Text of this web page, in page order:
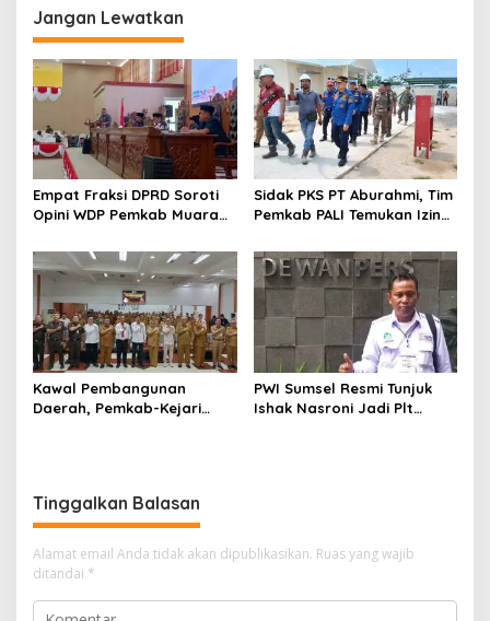
Jangan Lewatkan
Empat Fraksi DPRD Soroti
Opini WDP Pemkab Muara
Kelola Keuangan
Sidak PKS PT Aburahmi, Tim
Pemkab PALI Temukan Izin
Kawal Pembangunan
Daerah, Pemkab-Kejari
PWI Sumsel Resmi Tunjuk
Ishak Nasroni Jadi Plt
Tinggalkan Balasan
Alamat email Anda tidak akan dipublikasikan. Ruas yang wajib
ditandai *